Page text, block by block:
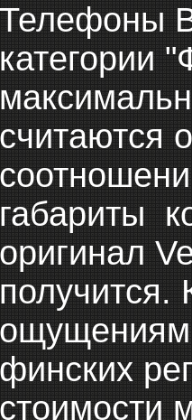
Телефоны
категории
считаются
габариты
оригинал
получится.
финских
стоимости